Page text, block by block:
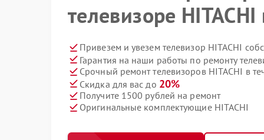
телевизоре
Привезем и увезем телевизор HITACHI
Гарантия на наши работы по ремонту
Срочный ремонт телевизоров HITACHI в
Скидка для вас до 20%
Получите 1500 рублей на ремонт
Оригинальные комплектующие HITACHI